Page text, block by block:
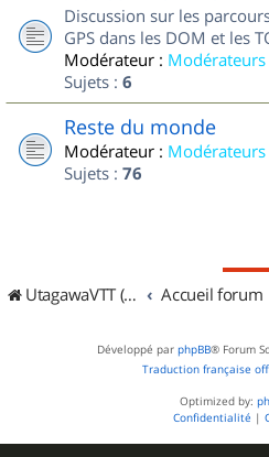
Discussion sur les
GPS dans les DOM et les
Modérateur :
Sujets : 6
Reste du monde
Modérateur :
Sujets : 76
UtagawaVTT (Randos VTT et VTTAE avec traces GPS) Accueil forum
Développé par phpBB® Forum
Traduction française
Optimized by:
Confidentialité |